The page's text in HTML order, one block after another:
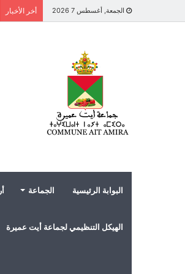
الجمعة, أغسطس 7 2026 أخر الأخبار
البوابة الرئيسية الجماعة
الهيكل التنظيمي لجماعة أيت عميرة